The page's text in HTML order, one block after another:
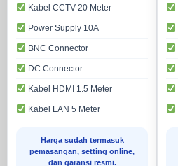
Kabel CCTV 20 Meter
Power Supply 10A
BNC Connector
DC Connector
Kabel HDMI 1.5 Meter
Kabel LAN 5 Meter
Harga sudah termasuk
pemasangan, setting online,
dan garansi resmi.